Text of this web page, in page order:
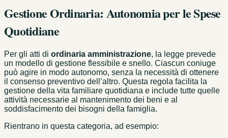
Gestione Ordinaria: Autonomia per le Spese
Quotidiane
Per gli atti di ordinaria amministrazione, la legge prevede
un modello di gestione flessibile e snello. Ciascun coniuge
può agire in modo autonomo, senza la necessità di ottenere
il consenso preventivo dell’altro. Questa regola facilita la
gestione della vita familiare quotidiana e include tutte quelle
attività necessarie al mantenimento dei beni e al
soddisfacimento dei bisogni della famiglia.
Rientrano in questa categoria, ad esempio: